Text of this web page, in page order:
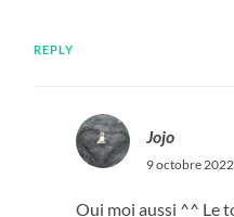
REPLY
Jojo
9 octobre
Oui moi aussi ^^ Le